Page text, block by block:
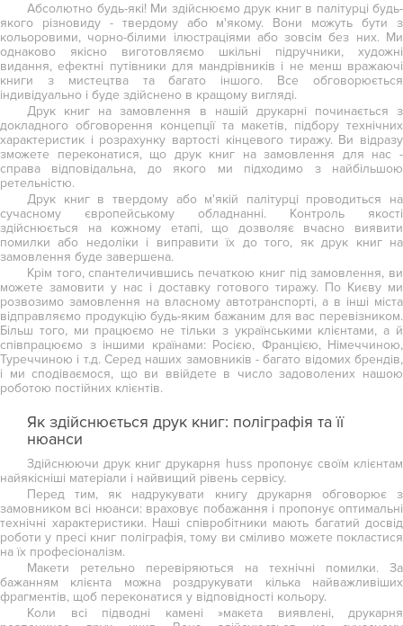
Абсолютно будь-які! Ми здійснюємо друк книг в палітурці будь-
якого різновиду - твердому або м'якому. Вони можуть бути з
кольоровими, чорно-білими ілюстраціями або зовсім без них. Ми
однаково якісно виготовляємо шкільні підручники, художні
видання, ефектні путівники для мандрівників і не менш вражаючі
книги з мистецтва та багато іншого. Все обговорюється
індивідуально і буде здійснено в кращому вигляді.
Друк книг на замовлення в нашій друкарні починається з
докладного обговорення концепції та макетів, підбору технічних
характеристик і розрахунку вартості кінцевого тиражу. Ви відразу
зможете переконатися, що друк книг на замовлення для нас -
справа відповідальна, до якого ми підходимо з найбільшою
ретельністю.
Друк книг в твердому або м'якій палітурці проводиться на
сучасному європейському обладнанні. Контроль якості
здійснюється на кожному етапі, що дозволяє вчасно виявити
помилки або недоліки і виправити їх до того, як друк книг на
замовлення буде завершена.
Крім того, спантеличившись печаткою книг під замовлення, ви
можете замовити у нас і доставку готового тиражу. По Києву ми
розвозимо замовлення на власному автотранспорті, а в інші міста
відправляємо продукцію будь-яким бажаним для вас перевізником.
Більш того, ми працюємо не тільки з українськими клієнтами, а й
співпрацюємо з іншими країнами: Росією, Францією, Німеччиною,
Туреччиною і т.д. Серед наших замовників - багато відомих брендів,
і ми сподіваємося, що ви ввійдете в число задоволених нашою
роботою постійних клієнтів.
Як здійснюється друк книг: поліграфія та її
нюанси
Здійснюючи друк книг друкарня huss пропонує своїм клієнтам
найякісніші матеріали і найвищий рівень сервісу.
Перед тим, як надрукувати книгу друкарня обговорює з
замовником всі нюанси: враховує побажання і пропонує оптимальні
технічні характеристики. Наші співробітники мають багатий досвід
роботи у пресі книг поліграфія, тому ви сміливо можете покластися
на їх професіоналізм.
Макети ретельно перевіряються на технічні помилки. За
бажанням клієнта можна роздрукувати кілька найважливіших
фрагментів, щоб переконатися у відповідності кольору.
Коли всі підводні камені »макета виявлені, друкарня